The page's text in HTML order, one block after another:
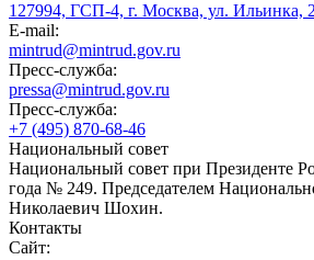
127994, ГСП-4, г. Москва, ул. Ильинка,
E-mail:
mintrud@mintrud.gov.ru
Пресс-служба:
pressa@mintrud.gov.ru
Пресс-служба:
+7 (495) 870-68-46
Национальный совет
Национальный совет при Президенте
года № 249. Председателем
Николаевич Шохин.
Контакты
Сайт: